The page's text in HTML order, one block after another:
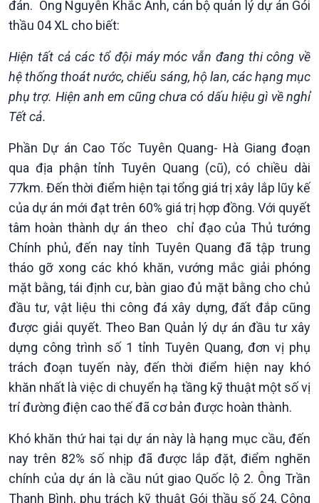
Kinh tế
Tin Kinh tế
Trước giờ mở cửa
Dòng chảy Kinh tế
Sức sống hàng Việt
Khởi nghiệp
Tuyên chiến với gian lận
thương mại
Nông nghiệp & Biển đảo
Tin Nông nghiệp & Biển
Mùa vàng
Biển đảo Việt Nam
Tâm tình biên giới và hải
đảo
Tìm hiểu biển, đảo Việt
Nam
đán. Ông Nguyễn Khắc Anh, cán bộ quản lý dự án Gói
thầu 04 XL cho biết:
Hiện tất cả các tổ đội máy móc vẫn đang thi công về
hệ thống thoát nước, chiếu sáng, hộ lan, các hạng mục
phụ trợ. Hiện anh em cũng chưa có dấu hiệu gì về nghỉ
Tết cả.
Phần Dự án Cao Tốc Tuyên Quang- Hà Giang đoạn
qua địa phận tỉnh Tuyên Quang (cũ), có chiều dài
77km. Đến thời điểm hiện tại tổng giá trị xây lắp lũy kế
của dự án mới đạt trên 60% giá trị hợp đồng. Với quyết
tâm hoàn thành dự án theo chỉ đạo của Thủ tướng
Chính phủ, đến nay tỉnh Tuyên Quang đã tập trung
tháo gỡ xong các khó khăn, vướng mắc giải phóng
mặt bằng, tái định cư, bàn giao đủ mặt bằng cho chủ
đầu tư, vật liệu thi công đá xây dựng, đất đắp cũng
được giải quyết. Theo Ban Quản lý dự án đầu tư xây
dựng công trình số 1 tỉnh Tuyên Quang, đơn vị phụ
trách đoạn tuyến này, đến thời điểm hiện nay khó
khăn nhất là việc di chuyển hạ tầng kỹ thuật một số vị
trí đường điện cao thế đã cơ bản được hoàn thành.
Khó khăn thứ hai tại dự án này là hạng mục cầu, đến
nay trên 82% số nhịp đã được lắp đặt, điểm nghẽn
chính của dự án là cầu nút giao Quốc lộ 2. Ông Trần
Thanh Bình, phụ trách kỹ thuật Gói thầu số 24, Công